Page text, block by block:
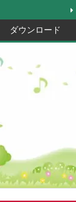
ダウンロード